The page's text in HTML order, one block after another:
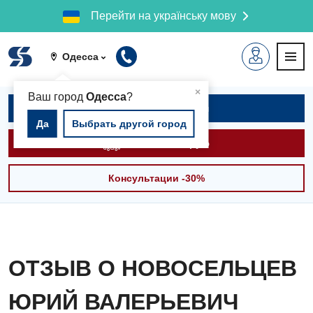
Перейти на українську мову
Одесса
×
Ваш город Одесса?
Да Выбрать другой город
Записаться на приём
Вызвать скорую
Консультации -30%
ОТЗЫВ О НОВОСЕЛЬЦЕВ
ЮРИЙ ВАЛЕРЬЕВИЧ